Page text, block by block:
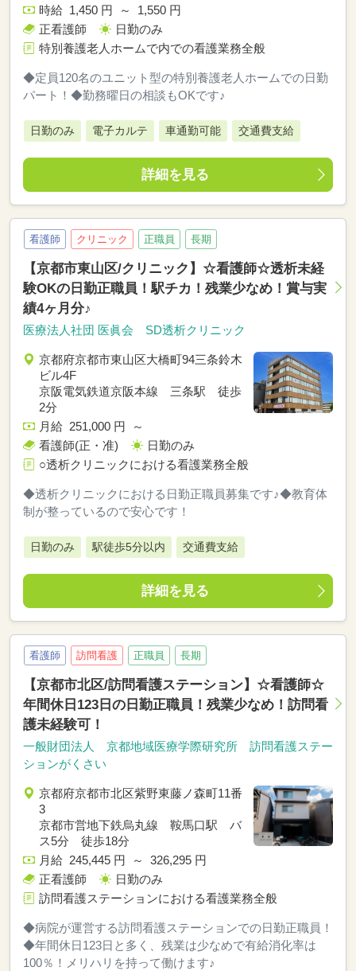
時給 1,450 円 ～ 1,550 円
正看護師
日勤のみ
特別養護老人ホームで内での看護業務全般
◆定員120名のユニット型の特別養護老人ホームでの日勤
パート！◆勤務曜日の相談もOKです♪
日勤のみ 電子カルテ 車通勤可能 交通費支給
詳細を見る
看護師 クリニック 正職員 長期
【京都市東山区/クリニック】☆看護師☆透析未経
験OKの日勤正職員！駅チカ！残業少なめ！賞与実
績4ヶ月分♪
医療法人社団 医眞会 SD透析クリニック
京都府京都市東山区大橋町94三条鈴木
ビル4F
京阪電気鉄道京阪本線 三条駅 徒歩
2分
月給 251,000 円 ～
看護師(正・准)
日勤のみ
○透析クリニックにおける看護業務全般
◆透析クリニックにおける日勤正職員募集です♪◆教育体
制が整っているので安心です！
日勤のみ 駅徒歩5分以内 交通費支給
詳細を見る
看護師 訪問看護 正職員 長期
【京都市北区/訪問看護ステーション】☆看護師☆
年間休日123日の日勤正職員！残業少なめ！訪問看
護未経験可！
一般財団法人 京都地域医療学際研究所 訪問看護ステー
ションがくさい
京都府京都市北区紫野東藤ノ森町11番
3
京都市営地下鉄烏丸線 鞍馬口駅 バ
ス5分 徒歩18分
月給 245,445 円 ～ 326,295 円
正看護師
日勤のみ
訪問看護ステーションにおける看護業務全般
◆病院が運営する訪問看護ステーションでの日勤正職員！
◆年間休日123日と多く、残業は少なめで有給消化率は
100％！メリハリを持って働けます♪